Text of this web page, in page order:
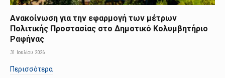
Ανακοίνωση για την εφαρμογή των μέτρων
Πολιτικής Προστασίας στο Δημοτικό Κολυμβητήριο
Ραφήνας
31 Ιουλίου 2026
Περισσότερα